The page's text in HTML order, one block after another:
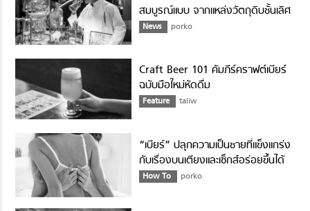
สมบูรณ์แบบ จากแหล่งวัตถุดิบชั้นเลิศ
สู่เบียร์สไตล์เยอรมัน Federbräu
News porko
Craft Beer 101 คัมภีร์คราฟต์เบียร์
ฉบับมือใหม่หัดดื่ม
Feature taliw
“เบียร์” ปลุกความเป็นชายที่แข็งแกร่ง
กับเรื่องบนเตียงและเซ็กส์อร่อยขึ้นได้
จริงรึ?
How To porko